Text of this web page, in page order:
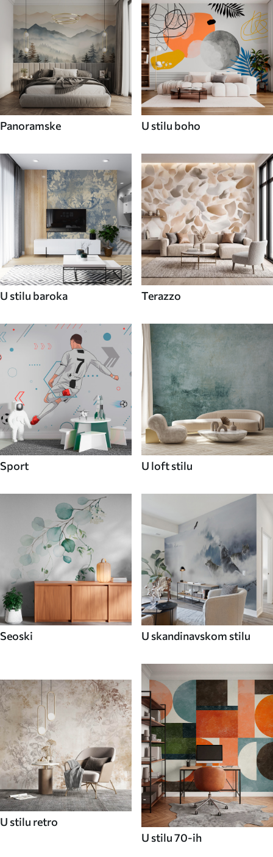
Panoramske U stilu boho
U stilu baroka Terazzo
Sport U loft stilu
Seoski U skandinavskom stilu
U stilu retro
U stilu 70-ih